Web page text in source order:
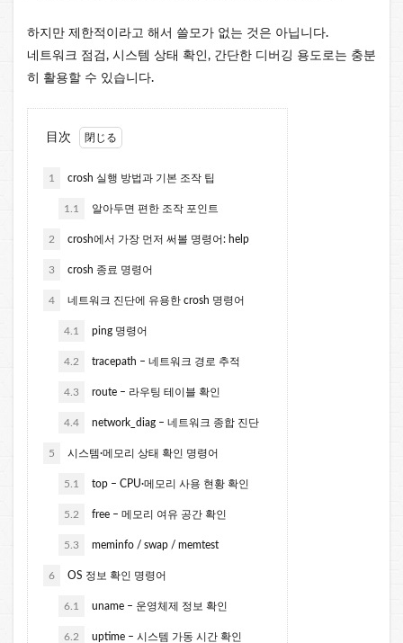
하지만 제한적이라고 해서 쓸모가 없는 것은 아닙니다.
네트워크 점검, 시스템 상태 확인, 간단한 디버깅 용도로는 충분
히 활용할 수 있습니다.
目次
1 crosh 실행 방법과 기본 조작 팁
1.1 알아두면 편한 조작 포인트
2 crosh에서 가장 먼저 써볼 명령어: help
3 crosh 종료 명령어
4 네트워크 진단에 유용한 crosh 명령어
4.1 ping 명령어
4.2 tracepath – 네트워크 경로 추적
4.3 route – 라우팅 테이블 확인
4.4 network_diag – 네트워크 종합 진단
5 시스템·메모리 상태 확인 명령어
5.1 top – CPU·메모리 사용 현황 확인
5.2 free – 메모리 여유 공간 확인
5.3 meminfo / swap / memtest
6 OS 정보 확인 명령어
6.1 uname – 운영체제 정보 확인
6.2 uptime – 시스템 가동 시간 확인